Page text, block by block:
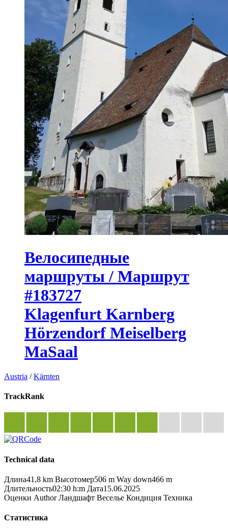
Велосипедные
маршруты / Маршрут
#183727
Klagenfurt Karnberg
Hörzendorf Meiselberg
MaSaal
Austria /Kärnten
TrackRank
Technical data
Длина41,8 km Высотомер506 m Way down466 m
Длительность02:30 h:m Дата15.06.2025
Оценки Author Ландшафт Веселье Кондиция Техника
Статистика